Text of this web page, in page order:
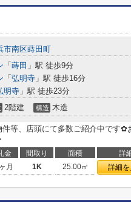
市南区蒔田町
「 蒔田 」駅 徒歩9分
「 弘明寺 」駅 徒歩16分
明寺 」駅 徒歩23分
2階建 構造 木造
等、店頭にて多数ご紹介中です✿
金 間取り 面積 詳
月 1K 25.00㎡ 詳細